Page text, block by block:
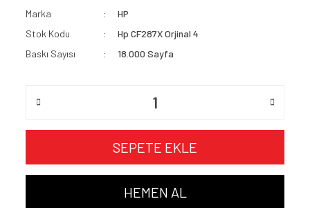
Marka
HP
Stok Kodu
Hp CF287X Orjinal 4
Baskı Sayısı
18.000 Sayfa
SEPETE EKLE
HEMEN AL